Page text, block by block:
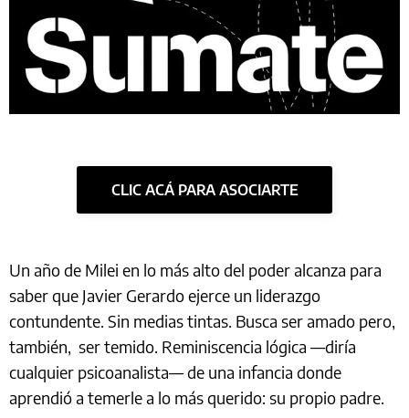
CLIC ACÁ PARA ASOCIARTE
Un año de Milei en lo más alto del poder alcanza para
saber que Javier Gerardo ejerce un liderazgo
contundente. Sin medias tintas. Busca ser amado pero,
también, ser temido. Reminiscencia lógica —diría
cualquier psicoanalista— de una infancia donde
aprendió a temerle a lo más querido: su propio padre.